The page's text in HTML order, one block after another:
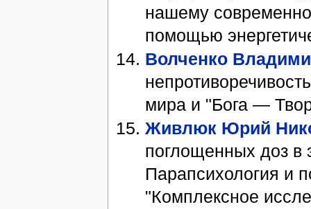
нашему
помощью
Волченко
мира и "Бога —
Живлюк Юрий
поглощенных доз в
Парапсихология и
"Комплексное